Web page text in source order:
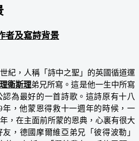
者及寫詩背景
，人稱「詩中之聖」的英國循道運
衛斯理弟兄所寫。這是他一生中所寫
為最好的一首詩歌。這詩原有十八
年，他蒙恩得救十一週年的時候，一
，在主面前所蒙的恩典，心裏有很大
，德國摩爾維亞弟兄「彼得波勒」